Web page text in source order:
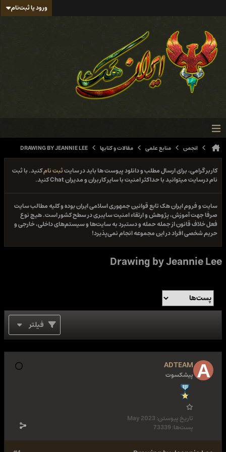
ورود یا ثبت‌نام
انجمن منابع علمی مقالات و کتابها DRAWING BY JEANNIE LEE
کاربر گرامی، برای ارسال مطلب و دانلود پیوست ها باید در سایتثبت نامکنید. با ثبت
نام درسایت میتوانید با حداکثر امنیت با سایر کاربران و مدیران Chat کنید.
سایت و فروم ایران هک تابع قوانین جمهوری اسلامی ایران بوده و کلیه مطالب سایت
صرفا جهت آموزش، پژوهش و ارتقاء امنیت سایبری در سطح کشور است. هیچ نوع
فعل خلاف قانون از جمله حمله و دستبرد به سایت‌ها و سیستم‌های داخلی، خارجی و
حریم شخصی افراد در این مجموعه انجام نمی‌پذیرد!
Drawing by Jeannie Lee
فیلتر
ADTEAM
پیشکسوت
تاریخ پیوستن:May 2023
پست‌ها:73339